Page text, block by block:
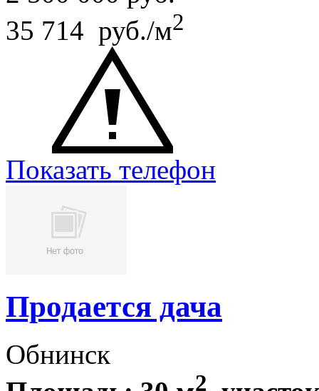
35 714 руб./м2
Показать телефон
Продается дача
Обнинск
2